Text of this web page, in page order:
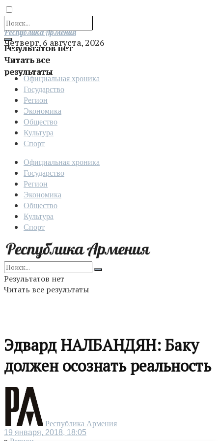
Результатов нет
Читать все
результаты
Отправить
Республика Армения
Четверг, 6 августа, 2026
Официальная хроника
Государство
Регион
Экономика
Общество
Культура
Спорт
Официальная хроника
Государство
Регион
Экономика
Общество
Культура
Спорт
Результатов нет
Читать все результаты
Эдвард НАЛБАНДЯН: Баку
должен осознать реальность
Республика Армения
19 января, 2018, 18:05